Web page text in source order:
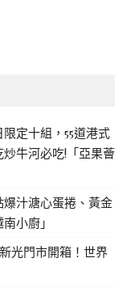
定十組，55道港式
牛河必吃!「亞果薈
汁溏心蛋捲、黃金
小廚」
光門市開箱！世界